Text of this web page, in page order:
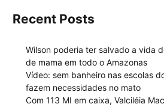
Recent Posts
Wilson poderia ter salvado a vida
de mama em todo o Amazonas
Vídeo: sem banheiro nas escolas
fazem necessidades no mato
Com 113 MI em caixa, Valciléia